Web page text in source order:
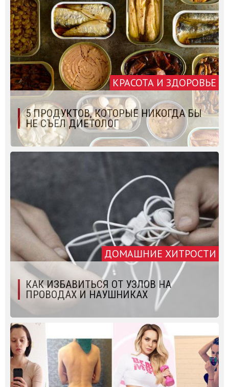
КРАСОТА И ЗДОРОВЬЕ
5 ПРОДУКТОВ, КОТОРЫЕ НИКОГДА БЫ
НЕ СЪЕЛ ДИЕТОЛОГ
ДОМАШНИЕ ХИТРОСТИ
КАК ИЗБАВИТЬСЯ ОТ УЗЛОВ НА
ПРОВОДАХ И НАУШНИКАХ